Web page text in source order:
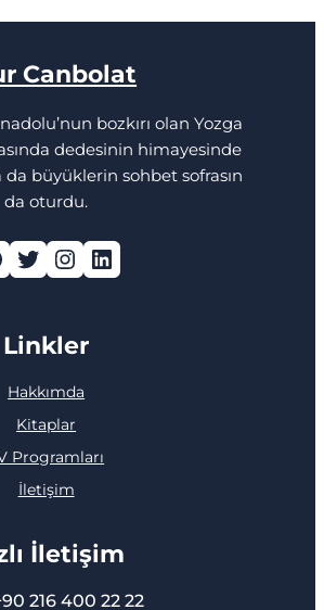
Canbolat
bozkırı olan Yozga
dedesinin himayesinde
büyüklerin sohbet sofrasın
da oturdu.
Twitter Instagram LinkedIn
Linkler
Hakkımda
Kitaplar
Programları
İletişim
İletişim
216 400 22 22